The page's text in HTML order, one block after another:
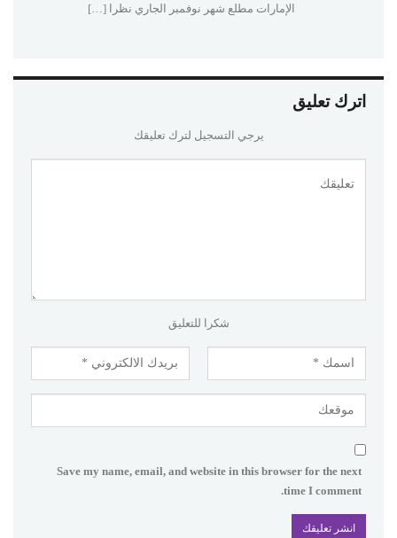
الإمارات مطلع شهر نوفمبر الجاري نظرا […]
اترك تعليق
يرجي التسجيل لترك تعليقك
شكرا للتعليق
Save my name, email, and website in this browser for the next
time I comment.